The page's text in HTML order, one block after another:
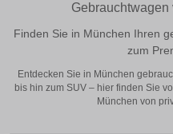
Finden Sie in München Ihren
zum
Entdecken Sie in München
bis hin zum SUV – hier finden Sie
München von